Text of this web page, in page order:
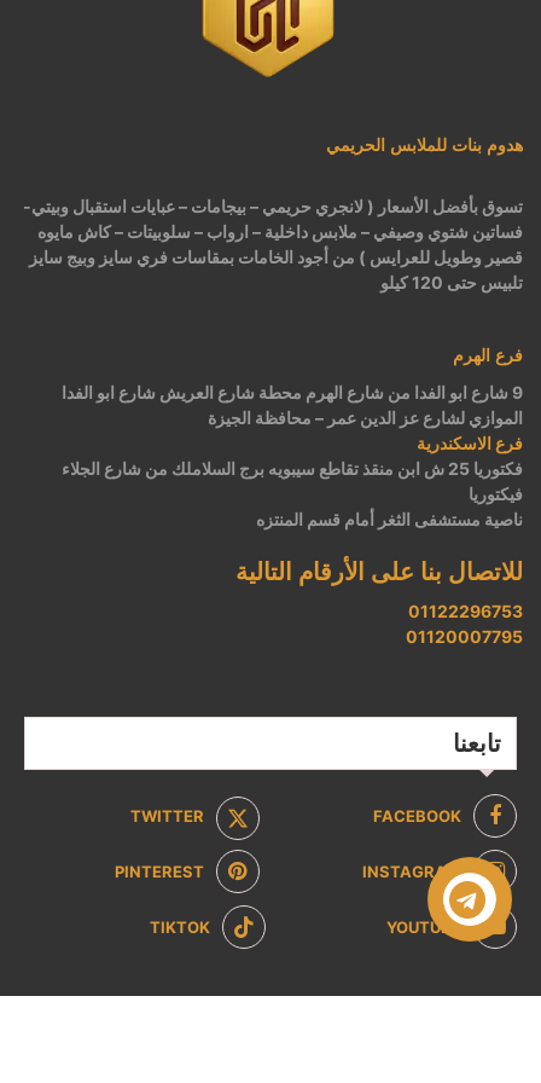
هدوم بنات للملابس الحريمي
تسوق بأفضل الأسعار ( لانجري حريمي – بيجامات – عبايات استقبال وبيتي-
فساتين شتوي وصيفي – ملابس داخلية – ارواب – سلوبيتات – كاش مايوه
قصير وطويل للعرايس ) من أجود الخامات بمقاسات فري سايز وبيج سايز
تلبيس حتى 120 كيلو
فرع الهرم
9 شارع ابو الفدا من شارع الهرم محطة شارع العريش شارع ابو الفدا
الموازي لشارع عز الدين عمر – محافظة الجيزة
فرع الاسكندرية
فكتوريا 25 ش ابن منقذ تقاطع سيبويه برج السلاملك من شارع الجلاء
فيكتوريا
ناصية مستشفى الثغر أمام قسم المنتزه
للاتصال بنا على الأرقام التالية
01122296753
01120007795
تابعنا
FACEBOOK
TWITTER
INSTAGRAM
PINTEREST
YOUTUBE
TIKTOK